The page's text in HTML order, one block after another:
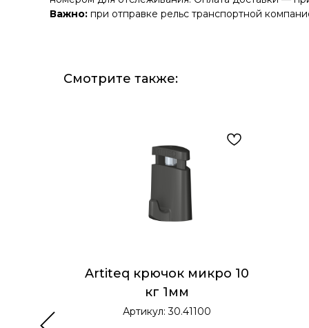
Важно: при отправке рельс транспортной
Смотрите также:
Artiteq крючок микро 10
кг 1мм
Артикул:30.41100